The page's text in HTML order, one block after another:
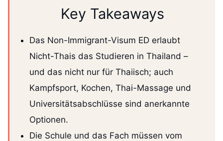
Key Takeaways
Das Non-Immigrant-Visum ED erlaubt
Nicht-Thais das Studieren in Thailand –
und das nicht nur für Thaiisch; auch
Kampfsport, Kochen, Thai-Massage und
Universitätsabschlüsse sind anerkannte
Optionen.
Die Schule und das Fach müssen vom